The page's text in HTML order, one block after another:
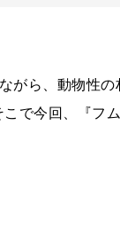
がら、動物性
で今回、『フ